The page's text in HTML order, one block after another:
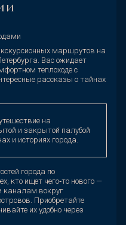
маршрутов на
Вас ожидает
теплоходе с
рассказы о тайнах
на
и закрытой палубой
и историях города.
города по
кто ищет чего‑то нового —
каналам вокруг
Приобретайте
их удобно через